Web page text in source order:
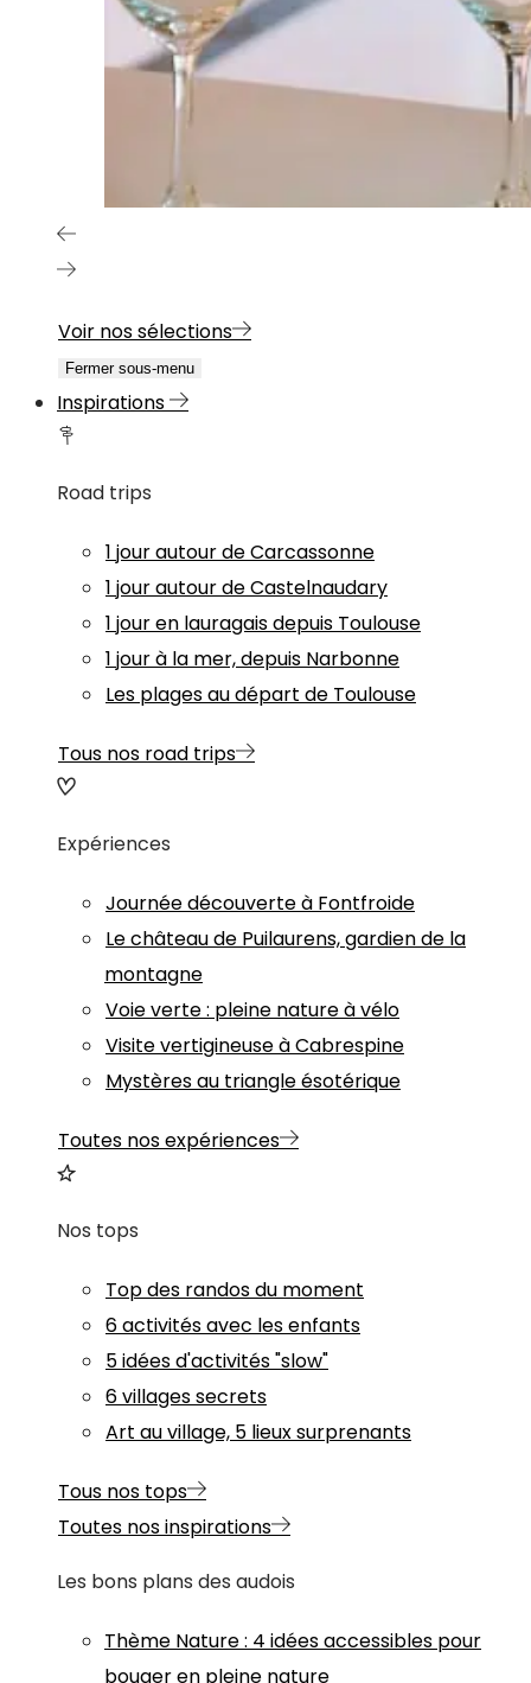
Voir nos sélections
Fermer sous-menu
Inspirations
Road trips
1 jour autour de Carcassonne
1 jour autour de Castelnaudary
1 jour en lauragais depuis Toulouse
1 jour à la mer, depuis Narbonne
Les plages au départ de Toulouse
Tous nos road trips
Expériences
Journée découverte à Fontfroide
Le château de Puilaurens, gardien de la
montagne
Voie verte : pleine nature à vélo
Visite vertigineuse à Cabrespine
Mystères au triangle ésotérique
Toutes nos expériences
Nos tops
Top des randos du moment
6 activités avec les enfants
5 idées d'activités "slow"
6 villages secrets
Art au village, 5 lieux surprenants
Tous nos tops
Toutes nos inspirations
Les bons plans des audois
Thème Nature: 4 idées accessibles pour
bouger en pleine nature